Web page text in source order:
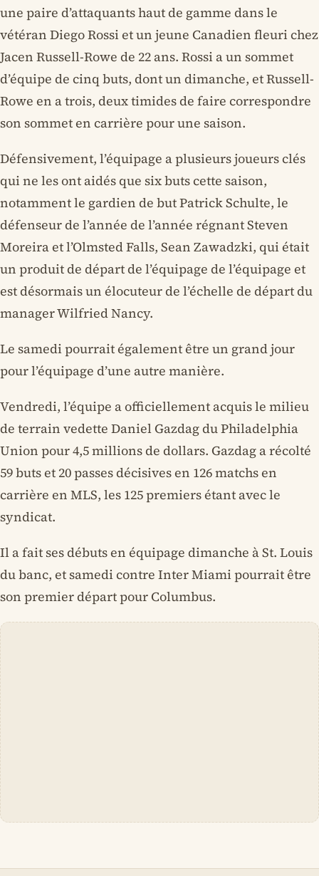
une paire d’attaquants haut de gamme dans le
vétéran Diego Rossi et un jeune Canadien fleuri chez
Jacen Russell-Rowe de 22 ans. Rossi a un sommet
d’équipe de cinq buts, dont un dimanche, et Russell-
Rowe en a trois, deux timides de faire correspondre
son sommet en carrière pour une saison.
Défensivement, l’équipage a plusieurs joueurs clés
qui ne les ont aidés que six buts cette saison,
notamment le gardien de but Patrick Schulte, le
défenseur de l’année de l’année régnant Steven
Moreira et l’Olmsted Falls, Sean Zawadzki, qui était
un produit de départ de l’équipage de l’équipage et
est désormais un élocuteur de l’échelle de départ du
manager Wilfried Nancy.
Le samedi pourrait également être un grand jour
pour l’équipage d’une autre manière.
Vendredi, l’équipe a officiellement acquis le milieu
de terrain vedette Daniel Gazdag du Philadelphia
Union pour 4,5 millions de dollars. Gazdag a récolté
59 buts et 20 passes décisives en 126 matchs en
carrière en MLS, les 125 premiers étant avec le
syndicat.
Il a fait ses débuts en équipage dimanche à St. Louis
du banc, et samedi contre Inter Miami pourrait être
son premier départ pour Columbus.